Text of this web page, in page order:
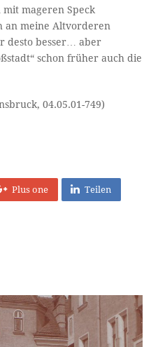
mit mageren Speck
an meine Altvorderen
desto besser… aber
schon früher auch die
04.05.01-749)
Plus one Teilen